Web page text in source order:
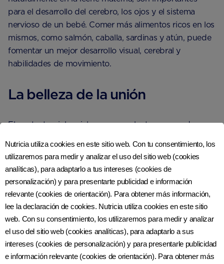
para el desarrollo del cerebro, los ojos y el sistema
nervioso de un bebé. Comer más alimentos ricos en los
mismos, como salmón, caballa, sardinas y atún, puede
fomentar un mejor desarrollo visual, cerebral y
habilidades de movimiento.
La belleza de la unión
El contacto piel a piel es una excelente manera de
ayuda a regular la frecuencia cardíaca y la temperatura
de tu bebé.
Amamantar o mecer suavemente a tu bebé puede
ayudarlo a sentirse cómodo.
A tu bebé de 1 mes le encantará el contacto físico
contigo, por lo que los masajes, los abrazos y el
movimiento suave de brazos y piernas son buenas
Nutricia utiliza cookies en este sitio web. Con tu consentimiento, los
utilizaremos para medir y analizar el uso del sitio web (cookies
analíticas), para adaptarlo a tus intereses (cookies de
personalización) y para presentarte publicidad e información
relevante (cookies de orientación). Para obtener más información,
lee la declaración de cookies. Nutricia utiliza cookies en este sitio
web. Con su consentimiento, los utilizaremos para medir y analizar
el uso del sitio web (cookies analíticas), para adaptarlo a sus
intereses (cookies de personalización) y para presentarle publicidad
e información relevante (cookies de orientación). Para obtener más